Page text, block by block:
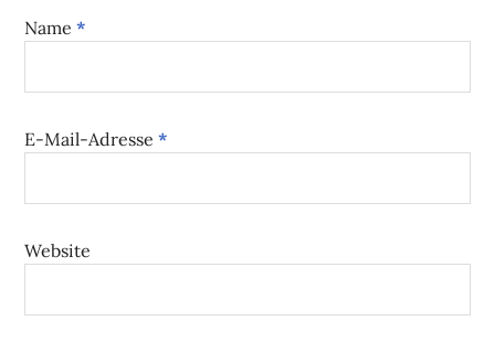
Name*
E-Mail-Adresse*
Website